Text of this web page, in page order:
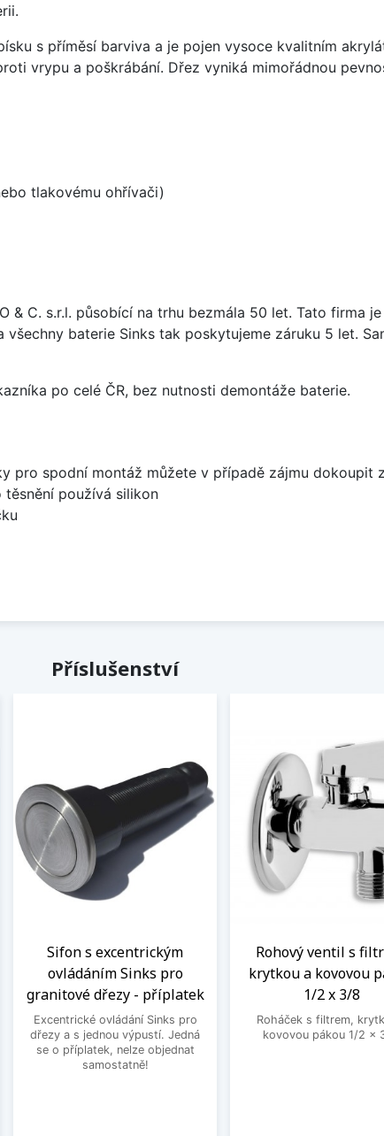
s příměsí barviva a je pojen vysoce kvalitním
vrypu a poškrábání. Dřez vyniká mimořádnou
tlakovému ohřívači)
& C. s.r.l. působící na trhu bezmála 50 let. Tato firma
baterie Sinks tak poskytujeme záruku 5 let.
po celé ČR, bez nutnosti demontáže baterie.
pro spodní montáž můžete v případě zájmu dokoupit
těsnění používá silikon
Příslušenství
Sifon s excentrickým
ovládáním Sinks pro
granitové dřezy - příplatek
Excentrické ovládání Sinks pro
dřezy a s jednou výpustí. Jedná
se o příplatek, nelze objednat
samostatně!
Rohový ventil s
krytkou a kovovou
1/2 x 3/8
Roháček s filtrem,
kovovou pákou 1/2 x